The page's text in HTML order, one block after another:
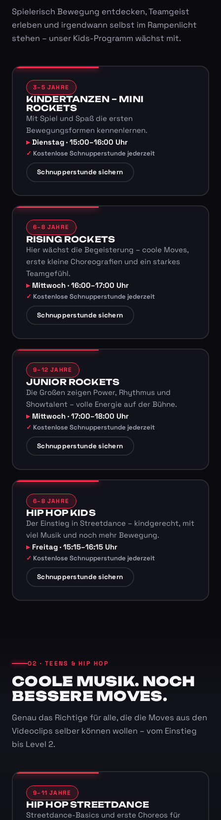
Spielerisch Bewegung entdecken, Teamgeist
erleben und irgendwann selbst im Rampenlicht
stehen – unser Kids-Programm wächst mit.
3–5 JAHRE
KINDERTANZEN – MINI
ROCKETS
Mit Spiel und Spaß die ersten
Bewegungsformen kennenlernen.
Dienstag · 15:00–16:00 Uhr
Kostenlose Schnupperstunde jederzeit
Schnupperstunde sichern
6–8 JAHRE
RISING ROCKETS
Hier wächst die Begeisterung – coole Moves,
erste kleine Choreografien und ein starkes
Teamgefühl.
Mittwoch · 16:00–17:00 Uhr
Kostenlose Schnupperstunde jederzeit
Schnupperstunde sichern
9–12 JAHRE
JUNIOR ROCKETS
Die Großen zeigen Power, Rhythmus und
Showtalent – volle Energie auf der Bühne.
Mittwoch · 17:00–18:00 Uhr
Kostenlose Schnupperstunde jederzeit
Schnupperstunde sichern
6–8 JAHRE
HIP HOP KIDS
Der Einstieg in Streetdance – kindgerecht, mit
viel Musik und noch mehr Bewegung.
Freitag · 15:15–16:15 Uhr
Kostenlose Schnupperstunde jederzeit
Schnupperstunde sichern
02 · TEENS & HIP HOP
COOLE MUSIK. NOCH
BESSERE MOVES.
Genau das Richtige für alle, die die Moves aus den
Videoclips selber können wollen – vom Einstieg
bis Level 2.
9–11 JAHRE
HIP HOP STREETDANCE
Streetdance-Basics und erste Choreos für